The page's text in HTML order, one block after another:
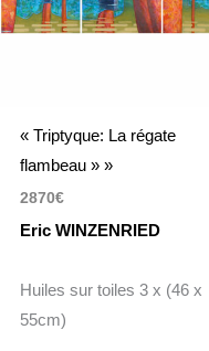
« Triptyque: La régate
flambeau » »
2870€
Eric WINZENRIED
Huiles sur toiles 3 x (46 x
55cm)